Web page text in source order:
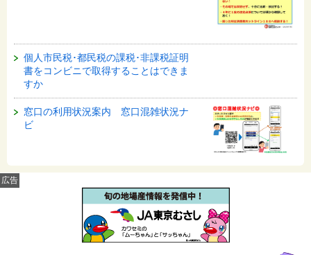
個人市民税･都民税の課税･非課税証明
書をコンビニで取得することはできま
すか
窓口の利用状況案内 窓口混雑状況ナ
ビ
広告